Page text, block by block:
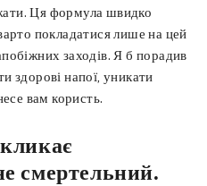
Ця формула швидко
покладатися лише на цей
заходів. Я б порадив
здорові напої, уникати
вам користь.
смертельний.